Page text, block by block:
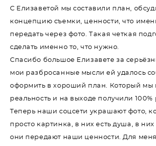
С Елизаветой мы составили план,
концепцию съемки, ценности, что
передать через фото. Такая четкая
сделать именно то, что нужно.
Спасибо большое Елизавете за
мои разбросанные мысли ей удалось
оформить в хороший план. Который мы
реальность и на выходе получили 100%
Теперь наши соцсети украшают фото,
просто картинка, в них есть душа, в них
они передают наши ценности. Для